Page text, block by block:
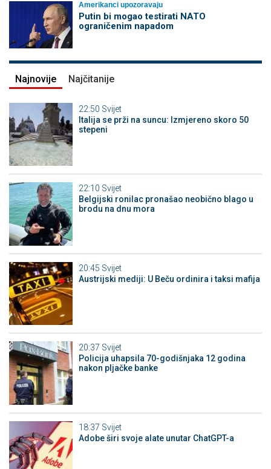
Amerikanci upozoravaju
Putin bi mogao testirati NATO
ograničenim napadom
Najnovije Najčitanije
22:50 Svijet
Italija se prži na suncu: Izmjereno skoro 50
stepeni
22:10 Svijet
Belgijski ronilac pronašao neobično blago u
brodu na dnu mora
20:45 Svijet
Austrijski mediji: U Beču ordinira i taksi mafija
20:37 Svijet
Policija uhapsila 70-godišnjaka 12 godina
nakon pljačke banke
18:37 Svijet
Adobe širi svoje alate unutar ChatGPT-a